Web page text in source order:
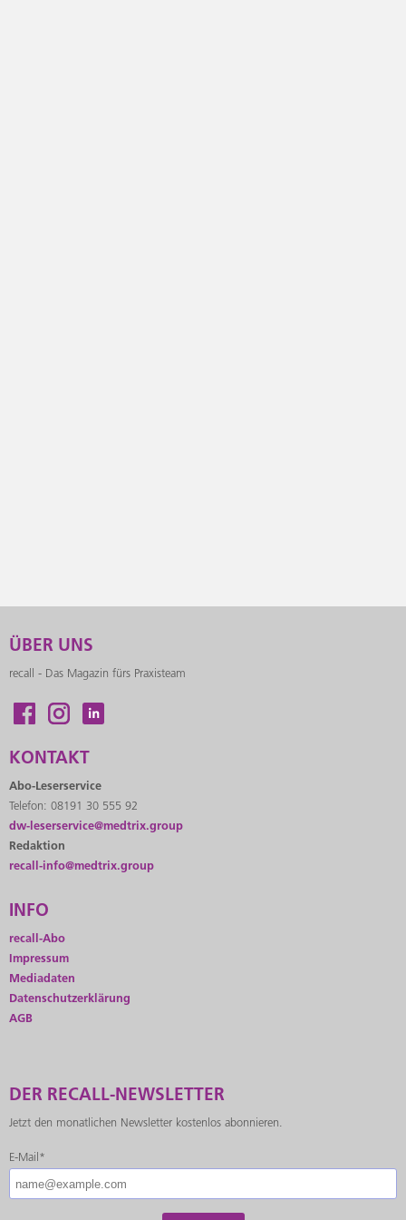
ÜBER UNS
recall - Das Magazin fürs Praxisteam
KONTAKT
Abo-Leserservice
Telefon: 08191 30 555 92
dw-leserservice@medtrix.group
Redaktion
recall-info@medtrix.group
INFO
recall-Abo
Impressum
Mediadaten
Datenschutzerklärung
AGB
DER RECALL-NEWSLETTER
Jetzt den monatlichen Newsletter kostenlos abonnieren.
E-Mail*